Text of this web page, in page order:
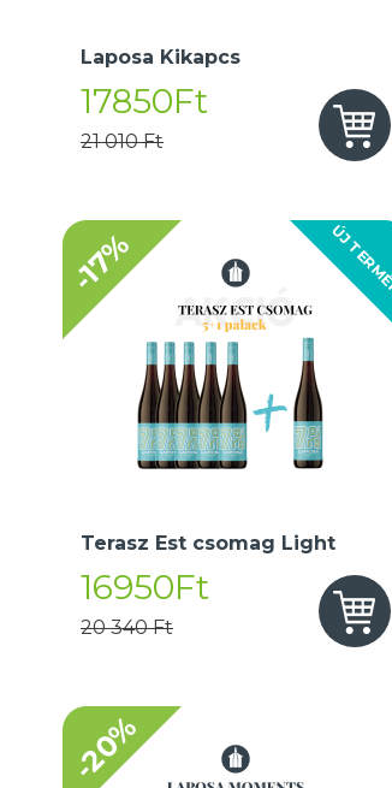
Laposa Kikapcs
17850Ft
21 010 Ft
ÚJ
-17%
Terasz Est csomag Light
16950Ft
20 340 Ft
-20%